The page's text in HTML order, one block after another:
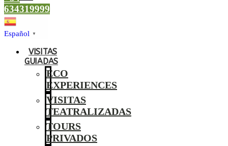
634319999
Español ▼
VISITAS
GUIADAS
ECO
EXPERIENCES
VISITAS
TEATRALIZADAS
TOURS
PRIVADOS